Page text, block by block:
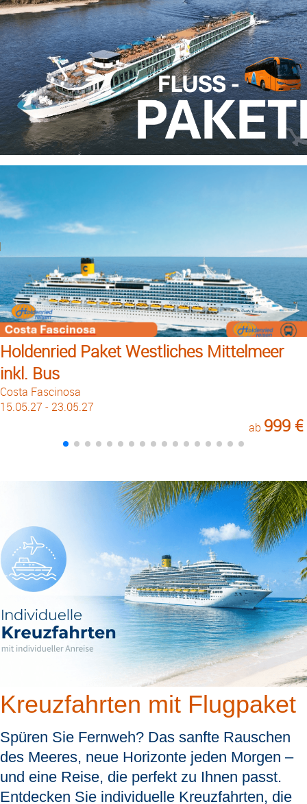
Holdenried Paket Westliches Mittelmeer
inkl. Bus
Costa Fascinosa
15.05.27 - 23.05.27
ab 999 €
Kreuzfahrten mit Flugpaket
Spüren Sie Fernweh? Das sanfte Rauschen
des Meeres, neue Horizonte jeden Morgen –
und eine Reise, die perfekt zu Ihnen passt.
Entdecken Sie individuelle Kreuzfahrten, die